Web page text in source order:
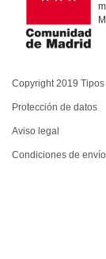
Copyright 2019
Protección de datos
Aviso legal
Condiciones de envío